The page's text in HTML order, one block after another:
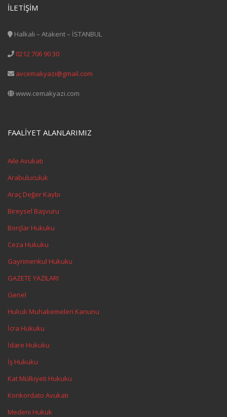
İLETİŞİM
Halkalı – Atakent – İSTANBUL
0212 706 90 30
avcemakyazi@gmail.com
www.cemakyazi.com
FAALİYET ALANLARIMIZ
Aile Avukatı
Arabuluculuk
Araç Değer Kaybı
Bireysel Başvuru
Borçlar Hukuku
Ceza Hukuku
Gayrimenkul Hukuku
GAZETE YAZILARI
Genel
Hukuk Muhakemeleri Kanunu
İcra Hukuku
İdare Hukuku
İş Hukuku
Kat Mülkiyeti Hukuku
Konkordato Avukatı
Medeni Hukuk